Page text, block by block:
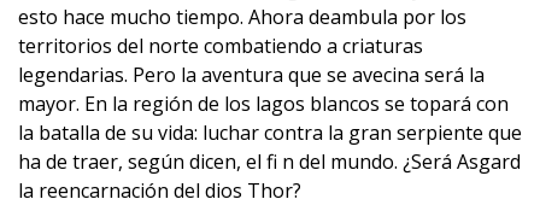
esto hace mucho tiempo. Ahora deambula por los
territorios del norte combatiendo a criaturas
legendarias. Pero la aventura que se avecina será la
mayor. En la región de los lagos blancos se topará con
la batalla de su vida: luchar contra la gran serpiente que
ha de traer, según dicen, el fi n del mundo. ¿Será Asgard
la reencarnación del dios Thor?